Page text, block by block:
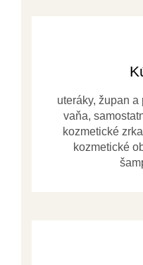
uteráky, župan
vaňa,
kozmetické
kozmetické